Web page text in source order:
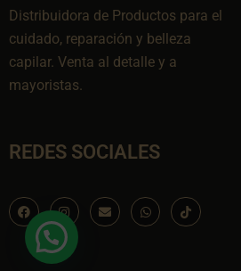
Distribuidora de Productos para el
cuidado, reparación y belleza
capilar. Venta al detalle y a
mayoristas.
REDES SOCIALES
F
a
c
e
b
I
n
s
t
a
g
E
n
v
W
h
a
I
c
o